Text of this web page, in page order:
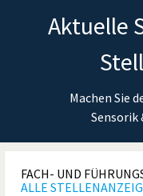
Aktuelle
Machen Sie
Sensorik
FACH- UND
ALLE